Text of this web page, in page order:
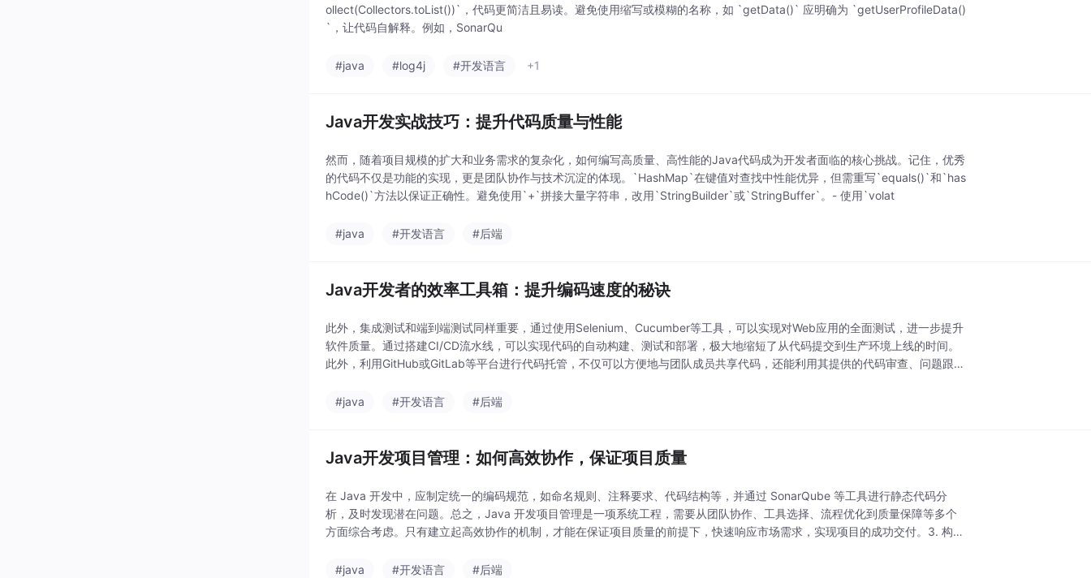
ollect(Collectors.toList())`，代码更简洁且易读。避免使用缩写或模糊的名称，如 `getData()` 应明确为 `getUserProfileData()
`，让代码自解释。例如，SonarQu
#java #log4j #开发语言 +1
Java开发实战技巧：提升代码质量与性能
然而，随着项目规模的扩大和业务需求的复杂化，如何编写高质量、高性能的Java代码成为开发者面临的核心挑战。记住，优秀
的代码不仅是功能的实现，更是团队协作与技术沉淀的体现。`HashMap`在键值对查找中性能优异，但需重写`equals()`和`has
hCode()`方法以保证正确性。避免使用`+`拼接大量字符串，改用`StringBuilder`或`StringBuffer`。- 使用`volat
#java #开发语言 #后端
Java开发者的效率工具箱：提升编码速度的秘诀
此外，集成测试和端到端测试同样重要，通过使用Selenium、Cucumber等工具，可以实现对Web应用的全面测试，进一步提升
软件质量。通过搭建CI/CD流水线，可以实现代码的自动构建、测试和部署，极大地缩短了从代码提交到生产环境上线的时间。
此外，利用GitHub或GitLab等平台进行代码托管，不仅可以方便地与团队成员共享代码，还能利用其提供的代码审查、问题跟踪
#java
#开发语言 #后端
Java开发项目管理：如何高效协作，保证项目质量
在 Java 开发中，应制定统一的编码规范，如命名规则、注释要求、代码结构等，并通过 SonarQube 等工具进行静态代码分
析，及时发现潜在问题。总之，Java 开发项目管理是一项系统工程，需要从团队协作、工具选择、流程优化到质量保障等多个
方面综合考虑。只有建立起高效协作的机制，才能在保证项目质量的前提下，快速响应市场需求，实现项目的成功交付。3. 构建
#java
#开发语言 #后端